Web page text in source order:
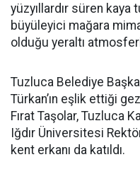
yüzyıllardır süren kaya
büyüleyici mağara
olduğu yeraltı
Tuzluca Belediye
Türkan’ın eşlik ettiği
Fırat Taşolar, Tuzluca
Iğdır Üniversitesi
kent erkanı da katıldı.